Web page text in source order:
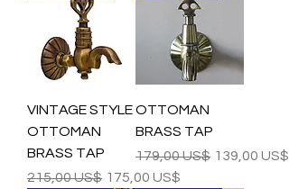
VINTAGE STYLE
OTTOMAN
BRASS TAP
Precio
215,00 US$ Precio de oferta
175,00 US$
OTTOMAN
BRASS TAP
Precio
179,00 US$ Precio de
139,00 US$